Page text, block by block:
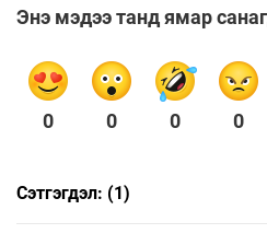
Энэ мэдээ танд ямар
0 0 0 0
Сэтгэгдэл: (1)